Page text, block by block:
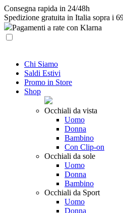
Skip
to
content
Consegna rapida in 24/48h
Spedizione gratuita in Italia sopra i
Pagamenti a rate con Klarna
Chi Siamo
Saldi Estivi
Promo in Store
Shop
Occhiali da vista
Uomo
Donna
Bambino
Con Clip-on
Occhiali da sole
Uomo
Donna
Bambino
Occhiali da Sport
Uomo
Donna